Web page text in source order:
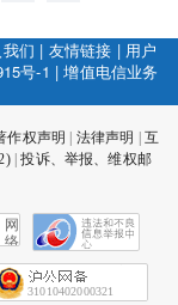
们 | 友情链接 | 用户
号-1 |增值电信业务
作权声明 法律声明
互
|投诉、举报、维权邮
网
络
会
征
31010402000321